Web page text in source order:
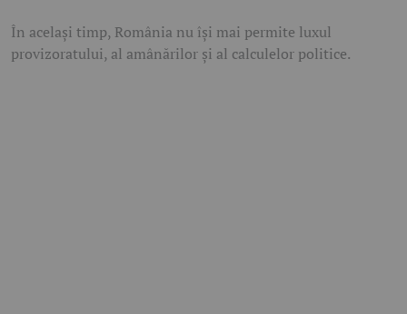
În același timp, România nu își mai permite luxul
provizoratului, al amânărilor și al calculelor politice.